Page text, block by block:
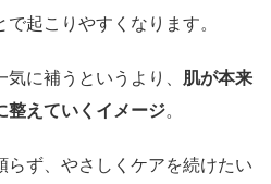
起こりやすくなります。
に補うというより、 肌が本来
整えていくイメージ。
らず、やさしくケアを続けたい